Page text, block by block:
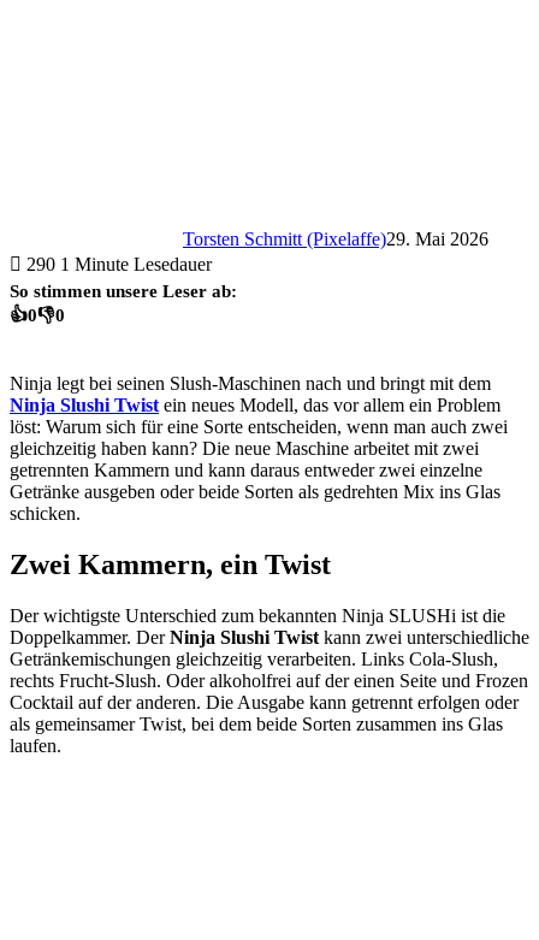
Torsten Schmitt (Pixelaffe)29. Mai 2026
290 1 Minute Lesedauer
So stimmen unsere Leser ab:
👍0👎0
Ninja legt bei seinen Slush-Maschinen nach und bringt mit dem
Ninja Slushi Twist ein neues Modell, das vor allem ein Problem
löst: Warum sich für eine Sorte entscheiden, wenn man auch zwei
gleichzeitig haben kann? Die neue Maschine arbeitet mit zwei
getrennten Kammern und kann daraus entweder zwei einzelne
Getränke ausgeben oder beide Sorten als gedrehten Mix ins Glas
schicken.
Zwei Kammern, ein Twist
Der wichtigste Unterschied zum bekannten Ninja SLUSHi ist die
Doppelkammer. DerNinja Slushi Twist kann zwei unterschiedliche
Getränkemischungen gleichzeitig verarbeiten. Links Cola-Slush,
rechts Frucht-Slush. Oder alkoholfrei auf der einen Seite und Frozen
Cocktail auf der anderen. Die Ausgabe kann getrennt erfolgen oder
als gemeinsamer Twist, bei dem beide Sorten zusammen ins Glas
laufen.